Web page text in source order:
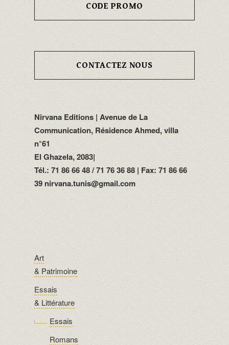
CODE PROMO
CONTACTEZ NOUS
Nirvana Editions | Avenue de La
Communication, Résidence Ahmed, villa
n°61
El Ghazela, 2083|
Tél.: 71 86 66 48 / 71 76 36 88 | Fax: 71 86 66
39 nirvana.tunis@gmail.com
Art
& Patrimoine
Essais
& Littérature
Essais
Romans